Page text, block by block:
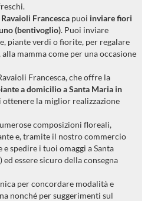
Francesca puoi inviare fiori
(bentivoglio). Puoi inviare
piante verdi o fiorite, per regalare
mamma come per una occasione
Francesca, che offre la
a domicilio a Santa Maria in
ottenere la miglior realizzazione
composizioni floreali,
e, tramite il nostro commercio
spedire i tuoi omaggi a Santa
essere sicuro della consegna
per concordare modalità e
nonché per suggerimenti sul